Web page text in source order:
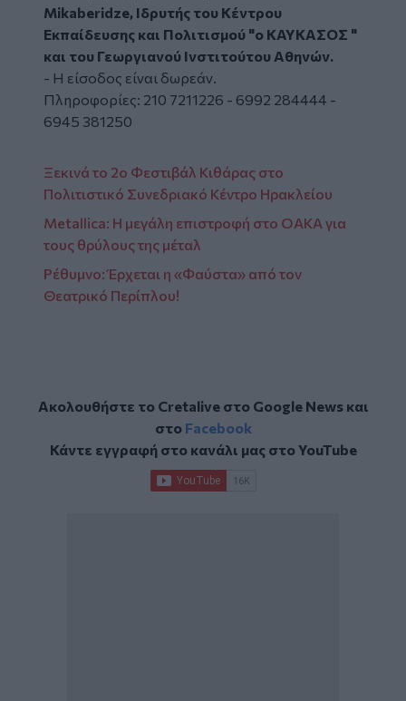
Mikaberidze, Ιδρυτής του Κέντρου
Εκπαίδευσης και Πολιτισμού "ο ΚΑΥΚΑΣΟΣ "
και του Γεωργιανού Ινστιτούτου Αθηνών.
- Η είσοδος είναι δωρεάν.
Πληροφορίες: 210 7211226 - 6992 284444 -
6945 381250
Ξεκινά το 2ο Φεστιβάλ Κιθάρας στο
Πολιτιστικό Συνεδριακό Κέντρο Ηρακλείου
Metallica: Η μεγάλη επιστροφή στο ΟΑΚΑ για
τους θρύλους της μέταλ
Ρέθυμνο: Έρχεται η «Φαύστα» από τον
Θεατρικό Περίπλου!
Ακολουθήστε το Cretalive στο Google Newsκαι
στο Facebook
Κάντε εγγραφή στο κανάλι μας στοYouTube